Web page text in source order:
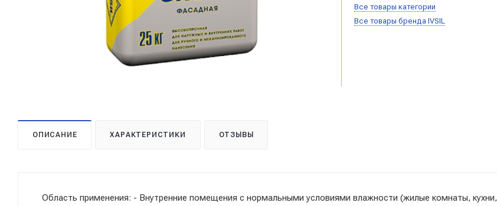
Все товары категории
Все товары бренда IVSIL
ОПИСАНИЕ ХАРАКТЕРИСТИКИ ОТЗЫВЫ
Область применения: - Внутренние помещения с нормальными условиями влажности (жилые комнаты, кухни,